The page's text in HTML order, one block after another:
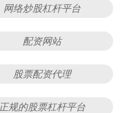
网络炒股杠杆平台
配资网站
股票配资代理
正规的股票杠杆平台